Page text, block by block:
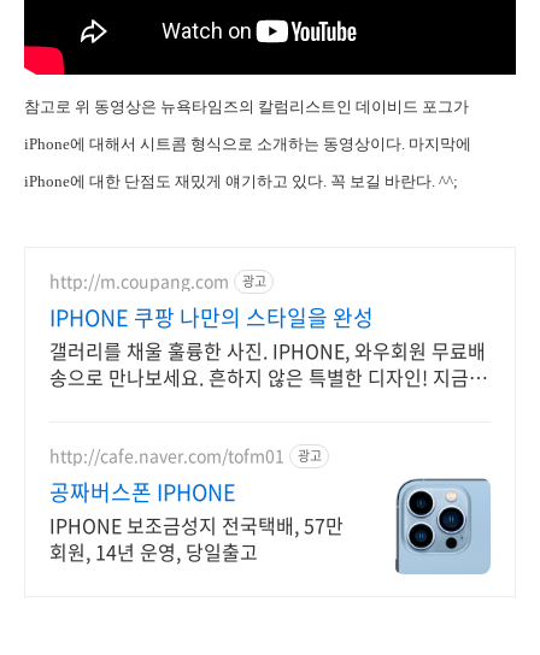
참고로 위 동영상은 뉴욕타임즈의 칼럼리스트인 데이비드 포그가
iPhone에 대해서 시트콤 형식으로 소개하는 동영상이다. 마지막에
iPhone에 대한 단점도 재밌게 얘기하고 있다. 꼭 보길 바란다. ^^;
http://m.coupang.com 광고
IPHONE 쿠팡 나만의 스타일을 완성
갤러리를 채울 훌륭한 사진. IPHONE, 와우회원 무료배
송으로 만나보세요. 흔하지 않은 특별한 디자인! 지금
http://cafe.naver.com/tofm01 광고
공짜버스폰 IPHONE
IPHONE 보조금성지 전국택배, 57만
회원, 14년 운영, 당일출고